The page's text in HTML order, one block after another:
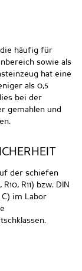
die häufig für
sowie als
hat eine
als 0,5
bei der
gemahlen und
der schiefen
R11) bzw. DIN
C) im Labor